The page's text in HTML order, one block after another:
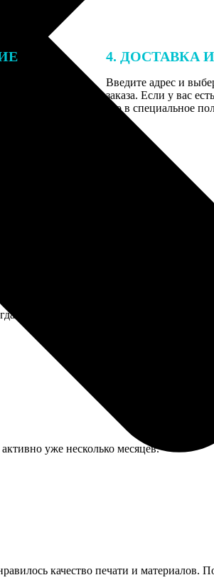
4. ДОСТАВКА
Введите адрес и
заказа. Если у вас
его в специальное
если интернет плохой. Лучше
уже несколько месяцев.
качество печати и материалов.